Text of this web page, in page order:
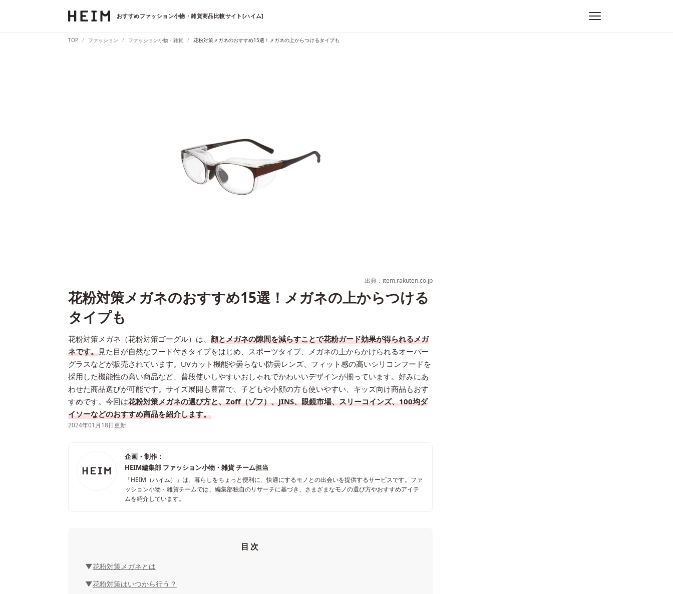
おすすめファッション小物・雑貨商品比較サイト[ハイム]
TOP ファッション ファッション小物・雑貨 花粉対策メガネのおすすめ15選！メガネの上からつけるタイプも
出典：item.rakuten.co.jp
花粉対策メガネのおすすめ15選！メガネの上からつける
タイプも
花粉対策メガネ（花粉対策ゴーグル）は、 顔とメガネの隙間を減らすことで花粉ガード効果が得られるメガ
ネです。見た目が自然なフード付きタイプをはじめ、スポーツタイプ、メガネの上からかけられるオーバー
グラスなどが販売されています。UVカット機能や曇らない防曇レンズ、フィット感の高いシリコンフードを
採用した機能性の高い商品など、普段使いしやすいおしゃれでかわいいデザインが揃っています。好みにあ
わせた商品選びが可能です。サイズ展開も豊富で、子どもや小顔の方も使いやすい、キッズ向け商品もおす
すめです。今回は花粉対策メガネの選び方と、Zoff（ゾフ）、JINS、眼鏡市場、スリーコインズ、100均ダ
イソーなどのおすすめ商品を紹介します。
2024年01月18日更新
企画・制作：
HEIM編集部 ファッション小物・雑貨 チーム担当
「HEIM（ハイム）」は、暮らしをちょっと便利に、快適にするモノとの出会いを提供するサービスです。ファ
ッション小物・雑貨チームでは、編集部独自のリサーチに基づき、さまざまなモノの選び方やおすすめアイテ
ムを紹介しています。
目次
花粉対策メガネとは
花粉対策はいつから行う？